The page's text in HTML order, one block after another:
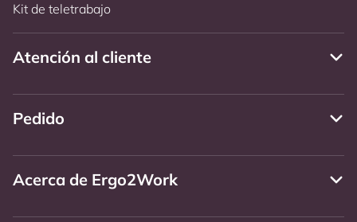
Kit de teletrabajo
Atención al cliente
Pedido
Acerca de Ergo2Work